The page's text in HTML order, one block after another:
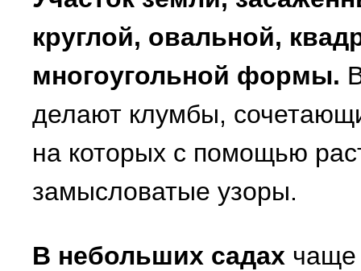
круглой, овальной,
многоугольной формы.
делают клумбы,
на которых с помощью
замысловатые узоры.
В небольших садах чаще